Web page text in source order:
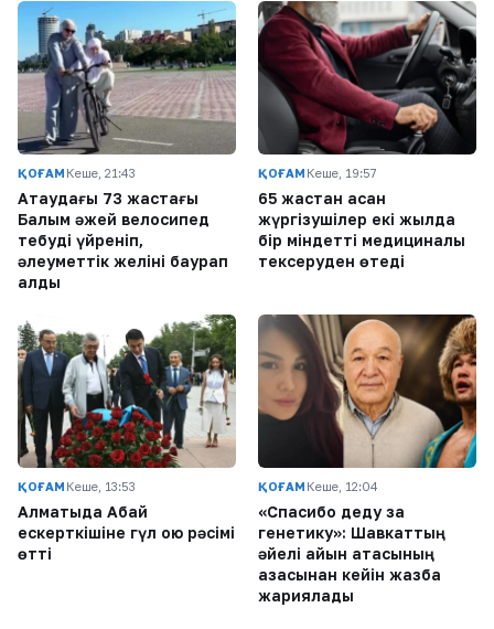
ҚОҒАМ Кеше, 21:43
Ақтаудағы 73 жастағы
Балым әжей велосипед
тебуді үйреніп,
әлеуметтік желіні баурап
алды
ҚОҒАМ Кеше, 19:57
65 жастан асқан
жүргізушілер екі жылда
бір міндетті медициналық
тексеруден өтеді
ҚОҒАМ Кеше, 13:53
Алматыда Абай
ескерткішіне гүл қою рәсімі
өтті
ҚОҒАМ Кеше, 12:04
«Спасибо деду за
генетику»: Шавкаттың
әйелі қайын атасының
қазасынан кейін жазба
жариялады